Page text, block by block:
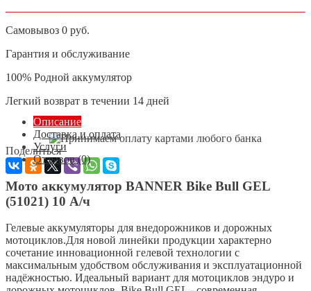
Самовывоз 0 руб.
Гарантия и обслуживание
100% Родной аккумулятор
Легкий возврат в течении 14 дней
Поделиться
Описание
Доставка и оплата
Услуги
Отзывов (0)
Мото аккумулятор BANNER Bike Bull GEL
(51021) 10 А/ч
Гелевые аккумуляторы для внедорожников и дорожных
мотоциклов.Для новой линейки продукции характерно
сочетание инновационной гелевой технологии с
максимальным удобством обслуживания и эксплуатационной
надёжностью. Идеальный вариант для мотоциклов эндуро и